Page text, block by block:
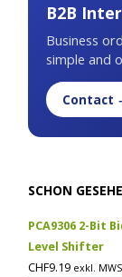
B2B
Business
simple and
Contact
SCHON
PCA9306 2-Bit
Level Shifter
CHF9.19 exkl.